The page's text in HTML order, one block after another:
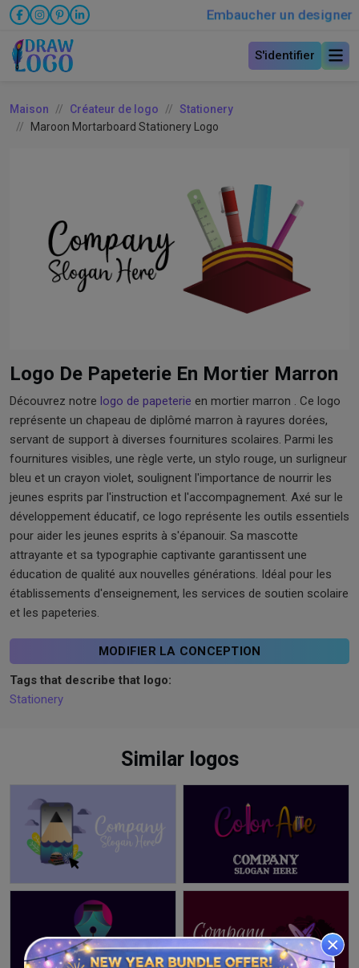
Embaucher un designer
S'identifier
Maison Créateur de logo
Stationery
Maroon Mortarboard Stationery Logo
Logo De Papeterie En Mortier Marron
Découvrez notre logo de papeterie en mortier marron . Ce logo
représente un chapeau de diplômé marron à rayures dorées,
servant de support à diverses fournitures scolaires. Parmi les
fournitures visibles, une règle verte, un stylo rouge, un surligneur
bleu et un crayon violet, soulignent l'importance de nourrir les
jeunes esprits par l'instruction et l'accompagnement. Axé sur le
développement éducatif, ce logo représente les outils essentiels
pour aider les jeunes esprits à s'épanouir. Sa mascotte
attrayante et sa typographie captivante garantissent une
éducation de qualité aux nouvelles générations. Idéal pour les
établissements d'enseignement, les services de soutien scolaire
et les papeteries.
MODIFIER LA CONCEPTION
Tags that describe that logo:
Stationery
Similar logos